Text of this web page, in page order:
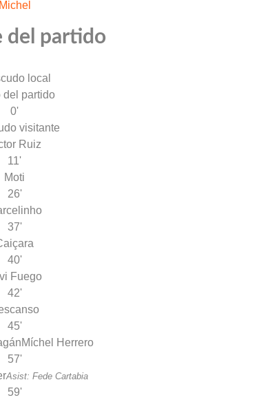
Michel
del partido
del partido
0'
Ruiz
11'
Moti
26'
37'
40'
Fuego
42'
45'
Míchel Herrero
57'
Asist: Fede Cartabia
59'